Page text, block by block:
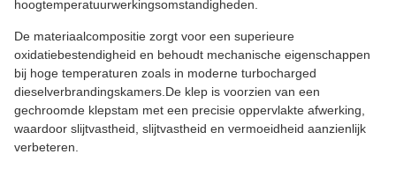
hoogtemperatuurwerkingsomstandigheden.
De materiaalcompositie zorgt voor een superieure
oxidatiebestendigheid en behoudt mechanische eigenschappen
bij hoge temperaturen zoals in moderne turbocharged
dieselverbrandingskamers.De klep is voorzien van een
gechroomde klepstam met een precisie oppervlakte afwerking,
waardoor slijtvastheid, slijtvastheid en vermoeidheid aanzienlijk
verbeteren.